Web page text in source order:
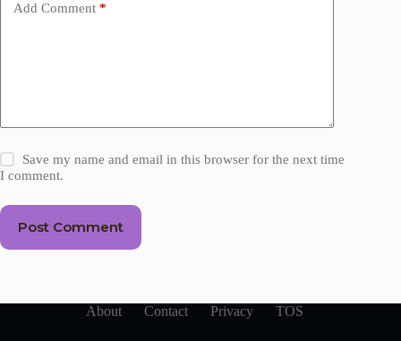
Add Comment *
Save my name and email in this browser for the next time
I comment.
Post Comment
About Contact Privacy TOS